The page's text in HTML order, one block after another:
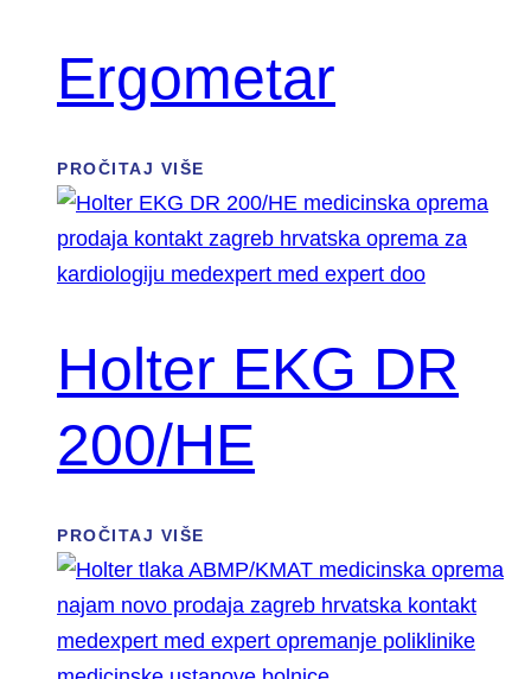
Ergometar
PROČITAJ VIŠE
Holter EKG DR
200/HE
PROČITAJ VIŠE